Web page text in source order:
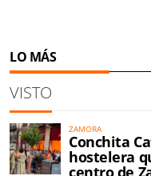
LO MÁS
VISTO
ZAMORA
Conchita
hostelera
centro de